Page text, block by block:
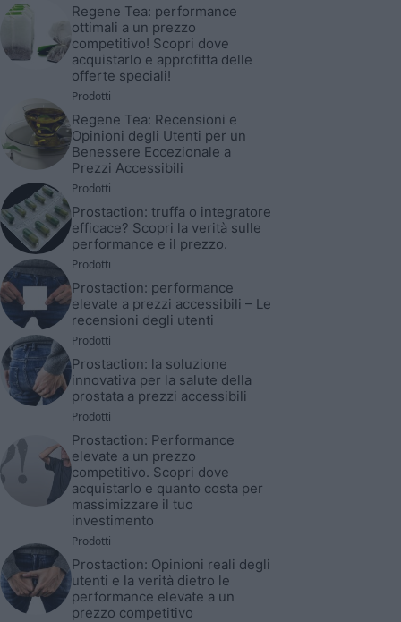
Regene Tea: performance
ottimali a un prezzo
competitivo! Scopri dove
acquistarlo e approfitta delle
offerte speciali!
Prodotti
Regene Tea: Recensioni e
Opinioni degli Utenti per un
Benessere Eccezionale a
Prezzi Accessibili
Prodotti
Prostaction: truffa o integratore
efficace? Scopri la verità sulle
performance e il prezzo.
Prodotti
Prostaction: performance
elevate a prezzi accessibili – Le
recensioni degli utenti
Prodotti
Prostaction: la soluzione
innovativa per la salute della
prostata a prezzi accessibili
Prodotti
Prostaction: Performance
elevate a un prezzo
competitivo. Scopri dove
acquistarlo e quanto costa per
massimizzare il tuo
investimento
Prodotti
Prostaction: Opinioni reali degli
utenti e la verità dietro le
performance elevate a un
prezzo competitivo